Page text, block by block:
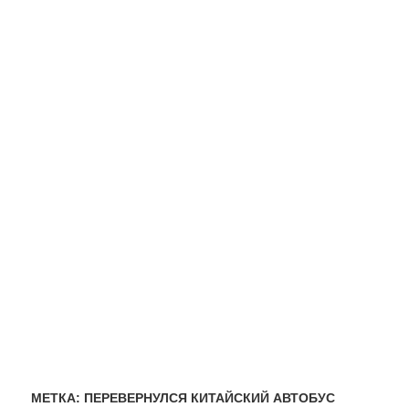
МЕТКА: ПЕРЕВЕРНУЛСЯ КИТАЙСКИЙ АВТОБУС